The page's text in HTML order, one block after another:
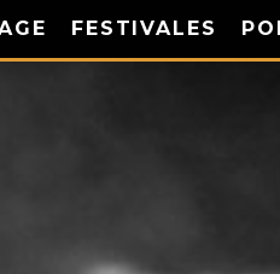
FESTIVALES